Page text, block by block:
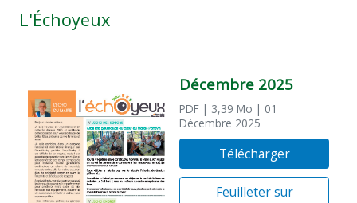
L'Échoyeux
Décembre 2025
PDF | 3,39 Mo | 01
Décembre 2025
Télécharger
Feuilleter sur